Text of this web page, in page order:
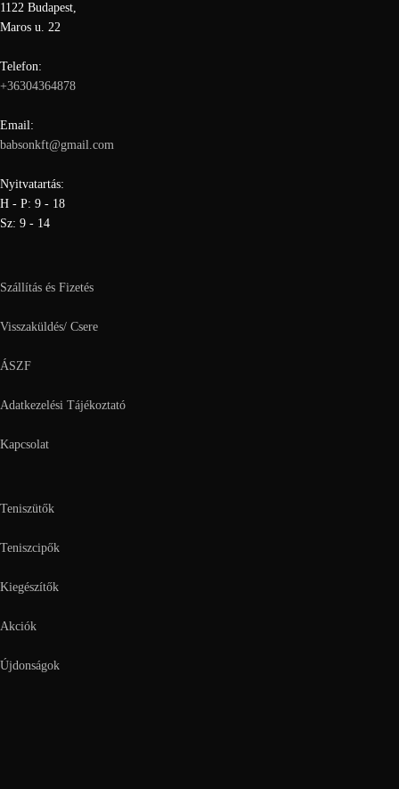
1122 Budapest,
Maros u. 22
Telefon:
+36304364878
Email:
babsonkft@gmail.com
Nyitvatartás:
H - P: 9 - 18
Sz: 9 - 14
Szállítás és Fizetés
Visszaküldés/ Csere
ÁSZF
Adatkezelési Tájékoztató
Kapcsolat
Teniszütők
Teniszcipők
Kiegészítők
Akciók
Újdonságok